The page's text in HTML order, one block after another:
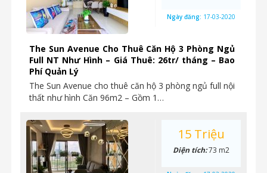
The Sun Avenue Cho Thuê Căn Hộ 3 Phòng Ngủ
Full NT Như Hình – Giá Thuê: 26tr/ tháng – Bao
Phí Quản Lý
The Sun Avenue cho thuê căn hộ 3 phòng ngủ full nội
thất như hình Căn 96m2 – Gồm 1…
Ngày đăng: 17-03-2020
15 Triệu
Diện tích:73 m2